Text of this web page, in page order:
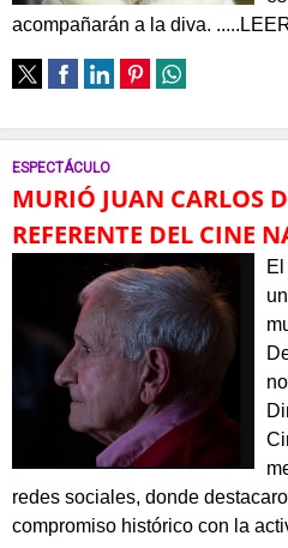
acompañarán a la diva.
ESPECTÁCULO
MURIÓ JUAN CARLOS
REFERENTE DEL CINE
redes sociales, donde
compromiso histórico con la